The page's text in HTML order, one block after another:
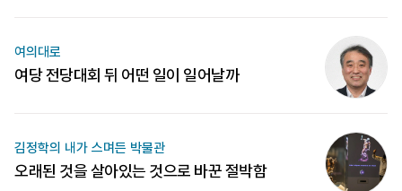
여의대로
여당 전당대회 뒤 어떤 일이 일어날까
김정학의 내가 스며든 박물관
오래된 것을 살아있는 것으로 바꾼 절박함